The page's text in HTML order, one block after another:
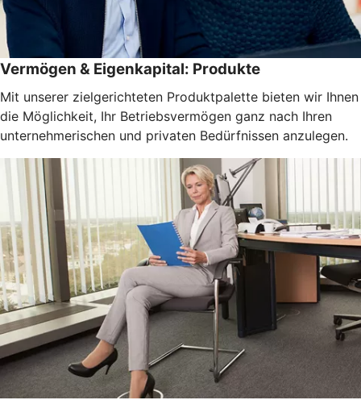
Vermögen & Eigenkapital: Produkte
Mit unserer zielgerichteten Produktpalette bieten wir Ihnen
die Möglichkeit, Ihr Betriebsvermögen ganz nach Ihren
unternehmerischen und privaten Bedürfnissen anzulegen.